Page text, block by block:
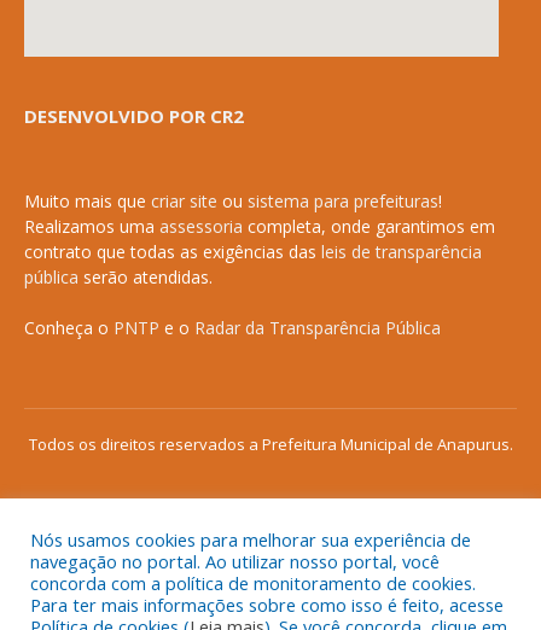
DESENVOLVIDO POR CR2
Muito mais que criar site ou sistema para prefeituras!
Realizamos uma assessoria completa, onde garantimos em
contrato que todas as exigências das leis de transparência
pública serão atendidas.
Conheça o PNTP e o Radar da Transparência Pública
Todos os direitos reservados a Prefeitura Municipal de Anapurus.
Mapa do Site
Acessar Área Administrativa
Acessar o Webmail
Nós usamos cookies para melhorar sua experiência de
navegação no portal. Ao utilizar nosso portal, você
concorda com a política de monitoramento de cookies.
Para ter mais informações sobre como isso é feito, acesse